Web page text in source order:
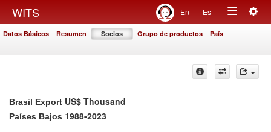
WITS En Es
Toggle
Datos Básicos Resumen Socios Grupo de productos País
Brasil Export US$ Thousand
Países Bajos 1988-2023